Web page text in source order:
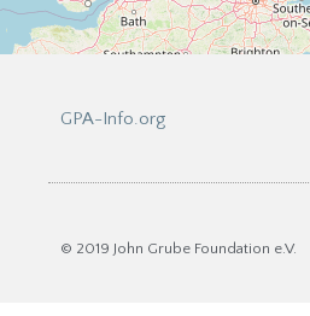
GPA-Info.org
© 2019 John Grube Foundation e.V.